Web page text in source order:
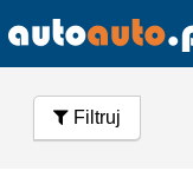
Filtruj